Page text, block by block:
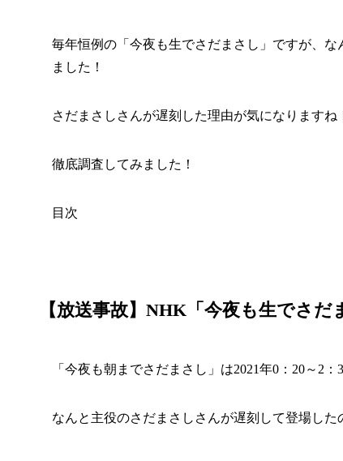
毎年恒例の「今夜も生でさだまさし」ですが、
ました！
さだまさしさんが遅刻した理由が気になりますね
徹底調査してみました！
目次
【放送事故】NHK「今夜も生でさ
「今夜も朝までさだまさし」は2021年0：20～2：
なんと主役のさだまさしさんが遅刻して登場した